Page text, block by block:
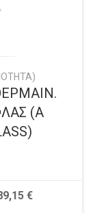
(Α
€